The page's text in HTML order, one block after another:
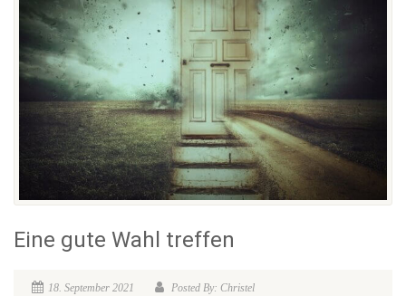
Eine gute Wahl treffen
18. September 2021
Posted By: Christel